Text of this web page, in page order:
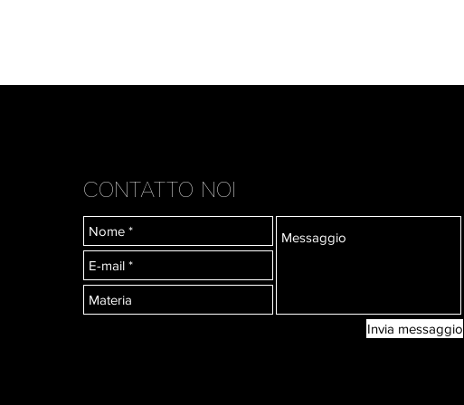
la vuole semplice e raffinata, cercando di mettere in
CONTATTO NOI
Invia messaggio